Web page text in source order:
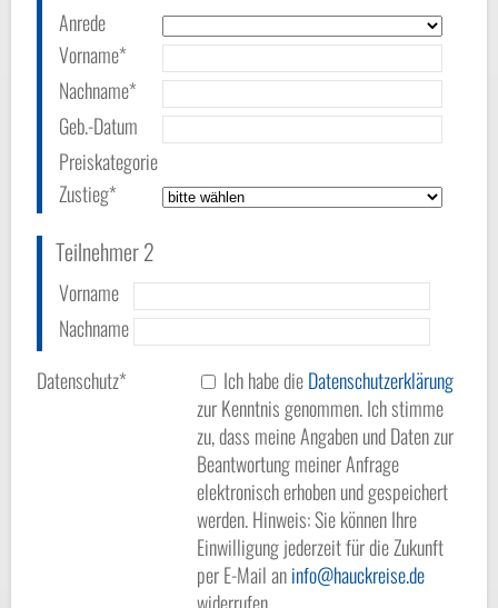
Anrede
Vorname*
Nachname*
Geb.-Datum
Preiskategorie
Zustieg*
Teilnehmer 2
Vorname
Nachname
Datenschutz*
Ich habe dieDatenschutzerklärung
zur Kenntnis genommen. Ich stimme
zu, dass meine Angaben und Daten zur
Beantwortung meiner Anfrage
elektronisch erhoben und gespeichert
werden. Hinweis: Sie können Ihre
Einwilligung jederzeit für die Zukunft
per E-Mail aninfo
hauckreise.de